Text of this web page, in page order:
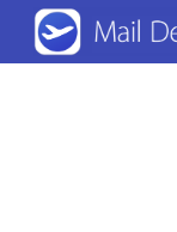
Skip
main